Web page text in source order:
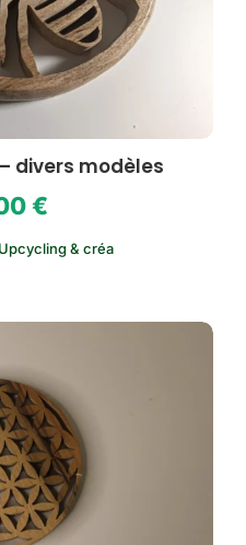
divers modèles
€
Upcycling & créa